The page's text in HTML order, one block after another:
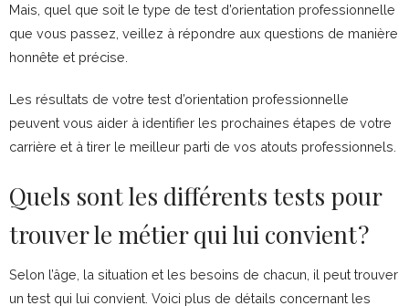
Mais, quel que soit le type de test d’orientation professionnelle
que vous passez, veillez à répondre aux questions de manière
honnête et précise.
Les résultats de votre test d’orientation professionnelle
peuvent vous aider à identifier les prochaines étapes de votre
carrière et à tirer le meilleur parti de vos atouts professionnels.
Quels sont les différents tests pour
trouver le métier qui lui convient ?
Selon l’âge, la situation et les besoins de chacun, il peut trouver
un test qui lui convient. Voici plus de détails concernant les